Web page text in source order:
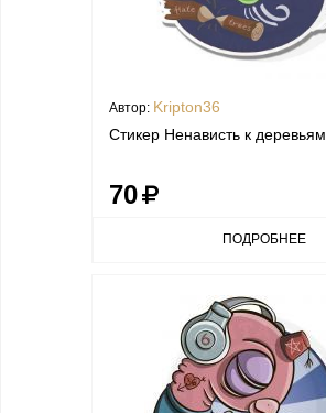
Автор: Kripton36
Стикер Ненависть к деревьям
70
ПОДРОБНЕЕ